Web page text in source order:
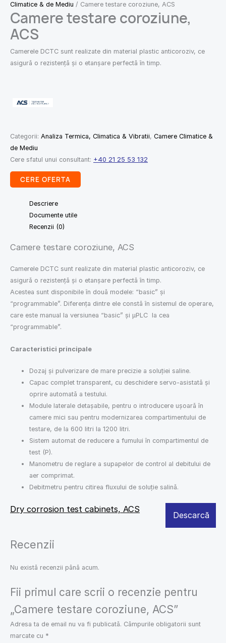
Climatice & de Mediu / Camere testare coroziune, ACS
Camere testare coroziune,
ACS
Camerele DCTC sunt realizate din material plastic anticoroziv, ce
asigură o rezistenţă şi o etanşare perfectă în timp.
Categorii: Analiza Termica, Climatica & Vibratii, Camere Climatice &
de Mediu
Cere sfatul unui consultant: +40 21 25 53 132
CERE OFERTA
Descriere
Documente utile
Recenzii (0)
Camere testare coroziune, ACS
Camerele DCTC sunt realizate din material plastic anticoroziv, ce
asigură o rezistenţă şi o etanşare perfectă în timp.
Acestea sunt disponibile în două modele: “basic” şi
“programmable”. Diferenţa dintre ele constă în sistemul de operare,
care este manual la versiunea “basic” şi µPLC la cea
“programmable”.
Caracteristici principale
Dozaj şi pulverizare de mare precizie a soluţiei saline.
Capac complet transparent, cu deschidere servo-asistată şi
oprire automată a testului.
Module laterale detaşabile, pentru o introducere uşoară în
camere mici sau pentru modernizarea compartimentului de
testare, de la 600 litri la 1200 litri.
Sistem automat de reducere a fumului în compartimentul de
test (P).
Manometru de reglare a supapelor de control al debitului de
aer comprimat.
Debitmetru pentru citirea fluxului de soluție salină.
Dry corrosion test cabinets, ACS
Descarcă
Recenzii
Nu există recenzii până acum.
Fii primul care scrii o recenzie pentru
„Camere testare coroziune, ACS”
Adresa ta de email nu va fi publicată. Câmpurile obligatorii sunt
marcate cu *